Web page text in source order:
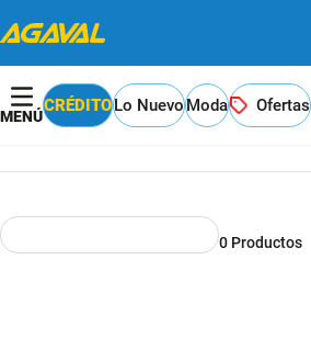
CRÉDITOLo NuevoModa Ofertas
0 Productos